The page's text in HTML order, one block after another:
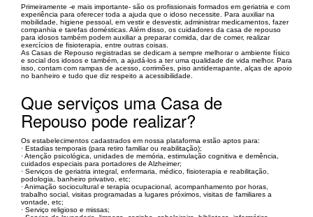
Primeiramente -e mais importante- são os profissionais formados em geriatria e com
experiência para oferecer toda a ajuda que o idoso necessite. Para auxiliar na
mobilidade, higiene pessoal, em vestir e desvestir, administrar medicamentos, fazer
companhia e tarefas domésticas. Além disso, os cuidadores da casa de repouso
para idosos também podem auxiliar a preparar comida, dar de comer, realizar
exercícios de fisioterapia, entre outras coisas.
As Casas de Repouso registradas se dedicam a sempre melhorar o ambiente físico
e social dos idosos e também, a ajudá-los a ter uma qualidade de vida melhor. Para
isso, contam com rampas de acesso, corrimões, piso antiderrapante, alças de apoio
no banheiro e tudo que diz respeito a acessibilidade.
Que serviços uma Casa de
Repouso pode realizar?
Os estabelecimentos cadastrados em nossa plataforma estão aptos para:
· Estadias temporais (para retiro familiar ou reabilitação);
· Atenção psicológica, unidades de memória, estimulação cognitiva e demência,
cuidados especiais para portadores de Alzheimer;
· Serviços de geriatria integral, enfermaria, médico, fisioterapia e reabilitação,
podologia, banheiro privativo, etc;
· Animação sociocultural e terapia ocupacional, acompanhamento por horas,
trabalho social, visitas programadas a lugares próximos, visitas de familiares a
vontade, etc;
· Serviço religioso e missas;